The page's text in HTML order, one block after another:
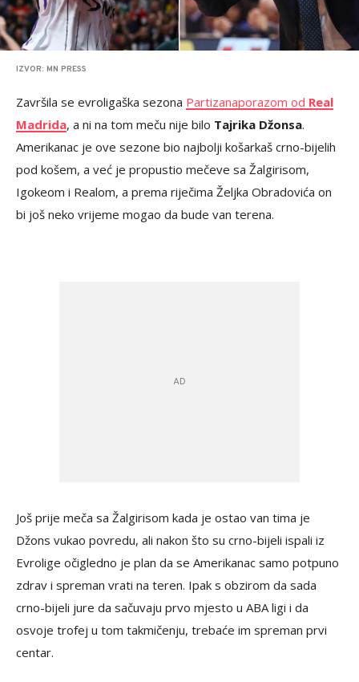
IZVOR: MN PRESS
Završila se evroligaška sezona Partizanaporazom od Real
Madrida, a ni na tom meču nije bilo Tajrika Džonsa.
Amerikanac je ove sezone bio najbolji košarkaš crno-bijelih
pod košem, a već je propustio mečeve sa Žalgirisom,
Igokeom i Realom, a prema riječima Željka Obradovića on
bi još neko vrijeme mogao da bude van terena.
Još prije meča sa Žalgirisom kada je ostao van tima je
Džons vukao povredu, ali nakon što su crno-bijeli ispali iz
Evrolige očigledno je plan da se Amerikanac samo potpuno
zdrav i spreman vrati na teren. Ipak s obzirom da sada
crno-bijeli jure da sačuvaju prvo mjesto u ABA ligi i da
osvoje trofej u tom takmičenju, trebaće im spreman prvi
centar.